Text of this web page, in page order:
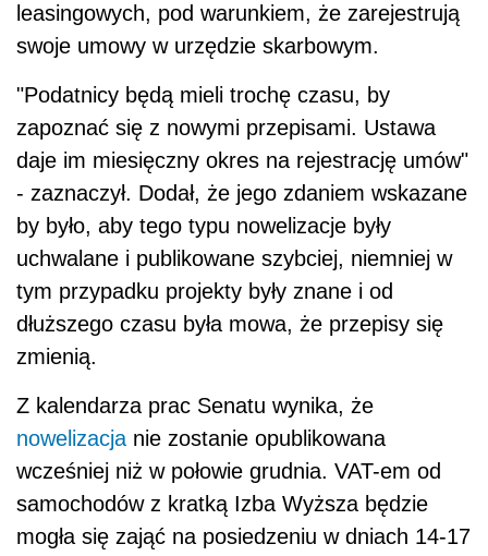
leasingowych, pod warunkiem, że zarejestrują
swoje umowy w urzędzie skarbowym.
"Podatnicy będą mieli trochę czasu, by
zapoznać się z nowymi przepisami. Ustawa
daje im miesięczny okres na rejestrację umów"
- zaznaczył. Dodał, że jego zdaniem wskazane
by było, aby tego typu nowelizacje były
uchwalane i publikowane szybciej, niemniej w
tym przypadku projekty były znane i od
dłuższego czasu była mowa, że przepisy się
zmienią.
Z kalendarza prac Senatu wynika, że
nowelizacjanie zostanie opublikowana
wcześniej niż w połowie grudnia. VAT-em od
samochodów z kratką Izba Wyższa będzie
mogła się zająć na posiedzeniu w dniach 14-17